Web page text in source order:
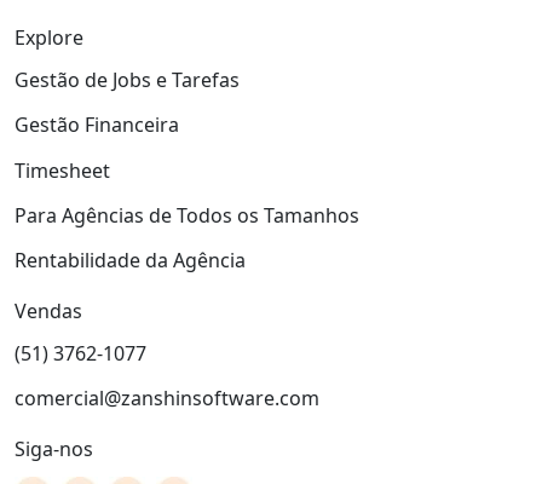
Explore
Gestão de Jobs e Tarefas
Gestão Financeira
Timesheet
Para Agências de Todos os Tamanhos
Rentabilidade da Agência
Vendas
(51) 3762-1077
comercial@zanshinsoftware.com
Siga-nos